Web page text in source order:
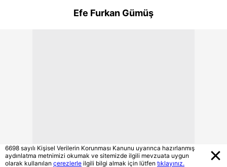
Efe Furkan Gümüş
6698 sayılı Kişisel Verilerin Korunması Kanunu uyarınca hazırlanmış
aydınlatma metnimizi okumak ve sitemizde ilgili mevzuata uygun
olarak kullanılan çerezlerle ilgili bilgi almak için lütfen tıklayınız.